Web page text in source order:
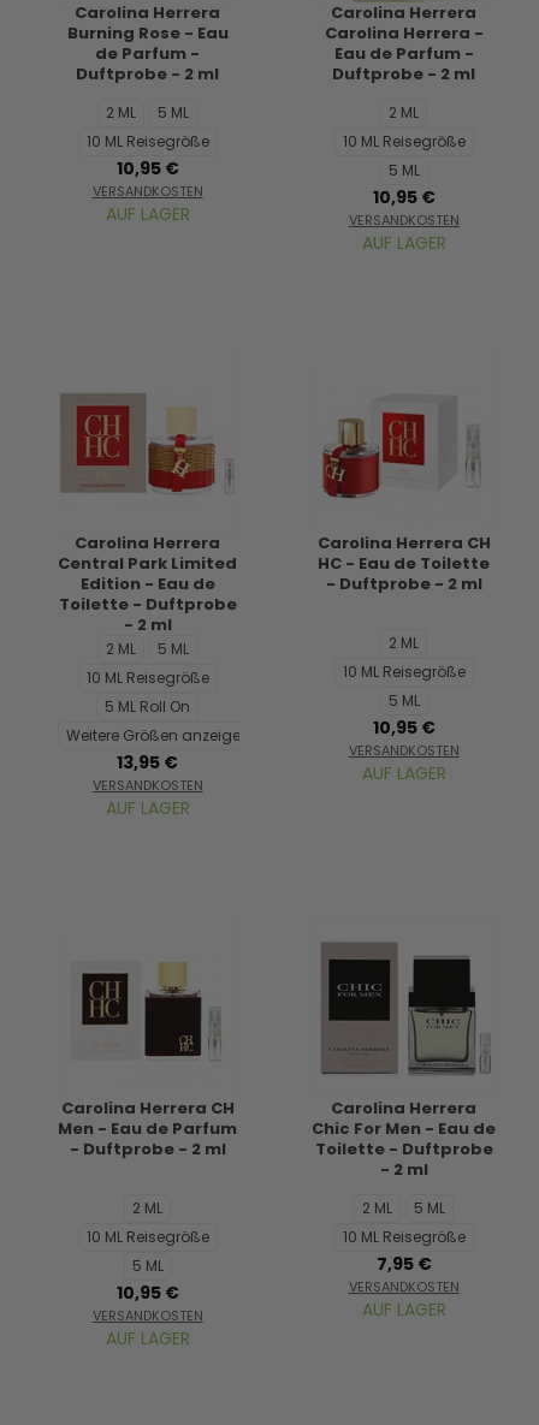
Carolina Herrera
Burning Rose - Eau
de Parfum -
Duftprobe - 2 ml
2 ML
5 ML
10 ML Reisegröße
10,95 €
VERSANDKOSTEN
AUF LAGER
Carolina Herrera
Carolina Herrera -
Eau de Parfum -
Duftprobe - 2 ml
2 ML
10 ML Reisegröße
5 ML
10,95 €
VERSANDKOSTEN
AUF LAGER
Carolina Herrera
Central Park Limited
Edition - Eau de
Toilette - Duftprobe
- 2 ml
2 ML
5 ML
10 ML Reisegröße
5 ML Roll On
Weitere Größen anzeigen...
13,95 €
VERSANDKOSTEN
AUF LAGER
Carolina Herrera CH
HC - Eau de Toilette
- Duftprobe - 2 ml
2 ML
10 ML Reisegröße
5 ML
10,95 €
VERSANDKOSTEN
AUF LAGER
Carolina Herrera CH
Men - Eau de Parfum
- Duftprobe - 2 ml
2 ML
10 ML Reisegröße
5 ML
10,95 €
VERSANDKOSTEN
AUF LAGER
Carolina Herrera
Chic For Men - Eau de
Toilette - Duftprobe
- 2 ml
2 ML
5 ML
10 ML Reisegröße
7,95 €
VERSANDKOSTEN
AUF LAGER